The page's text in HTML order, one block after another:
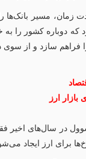
زمان، مسیر بانک‌ها
که دوباره کشور را
فراهم سازد و از
ارز
در سال‌های اخیر
برای ارز ایجاد